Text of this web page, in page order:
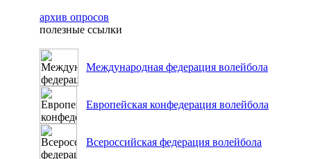
архив опросов
полезные ссылки
Международная федерация волейбола
Европейская конфедерация волейбола
Всероссийская федерация волейбола